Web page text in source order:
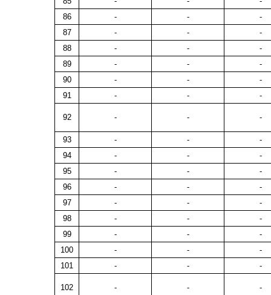
86
- -
-
87
- -
-
88
- -
-
89
- -
-
90
- -
-
91
- - -
92 - - -
93 - -
-
94
- -
-
95
- -
-
96
- -
-
97
- -
-
98
- -
-
99
- -
-
100
- -
-
101
- - -
102 - - -